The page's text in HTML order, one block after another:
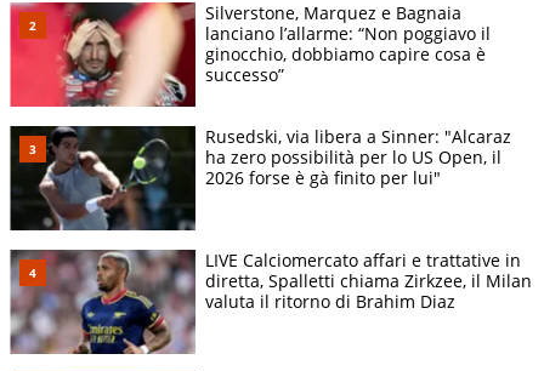
Silverstone, Marquez e Bagnaia
lanciano l’allarme: “Non poggiavo il
ginocchio, dobbiamo capire cosa è
successo”
Rusedski, via libera a Sinner: "Alcaraz
ha zero possibilità per lo US Open, il
2026 forse è gà finito per lui"
LIVE Calciomercato affari e trattative in
diretta, Spalletti chiama Zirkzee, il Milan
valuta il ritorno di Brahim Diaz